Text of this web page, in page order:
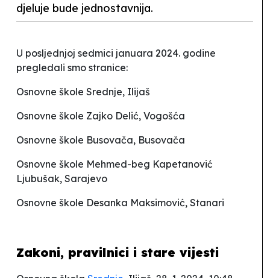
djeluje bude jednostavnija.
U posljednjoj sedmici januara 2024. godine
pregledali smo stranice:
Osnovne škole Srednje, Ilijaš
Osnovne škole Zajko Delić, Vogošća
Osnovne škole Busovača, Busovača
Osnovne škole Mehmed-beg Kapetanović
Ljubušak, Sarajevo
Osnovne škole Desanka Maksimović, Stanari
Zakoni, pravilnici i stare vijesti